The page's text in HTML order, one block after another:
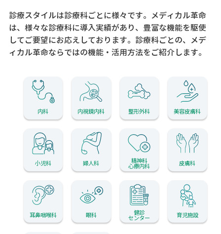
診療スタイルは診療科ごとに様々です。メディカル革命
は、様々な診療科に導入実績があり、 豊富な機能を駆使
してご要望にお応えしております。 診療科ごとの、メデ
ィカル革命ならではの機能・活用方法をご紹介します。
内科 内視鏡内科 整形外科 美容皮膚科
小児科 婦人科 精神科
心療内科 皮膚科
耳鼻咽喉科 眼科 健診
センター 育児施設